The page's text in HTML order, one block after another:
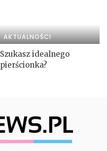
AKTUALNOŚCI
Szukasz idealnego
pierścionka?